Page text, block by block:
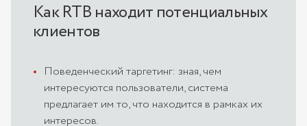
Как RTB находит потенциальных
клиентов
Поведенческий таргетинг: зная, чем
интересуются пользователи, система
предлагает им то, что находится в рамках их
интересов.